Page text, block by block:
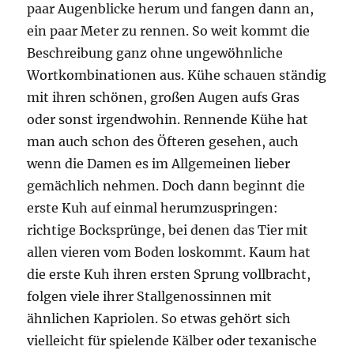
paar Augenblicke herum und fangen dann an,
ein paar Meter zu rennen. So weit kommt die
Beschreibung ganz ohne ungewöhnliche
Wortkombinationen aus. Kühe schauen ständig
mit ihren schönen, großen Augen aufs Gras
oder sonst irgendwohin. Rennende Kühe hat
man auch schon des Öfteren gesehen, auch
wenn die Damen es im Allgemeinen lieber
gemächlich nehmen. Doch dann beginnt die
erste Kuh auf einmal herumzuspringen:
richtige Bocksprünge, bei denen das Tier mit
allen vieren vom Boden loskommt. Kaum hat
die erste Kuh ihren ersten Sprung vollbracht,
folgen viele ihrer Stallgenossinnen mit
ähnlichen Kapriolen. So etwas gehört sich
vielleicht für spielende Kälber oder texanische